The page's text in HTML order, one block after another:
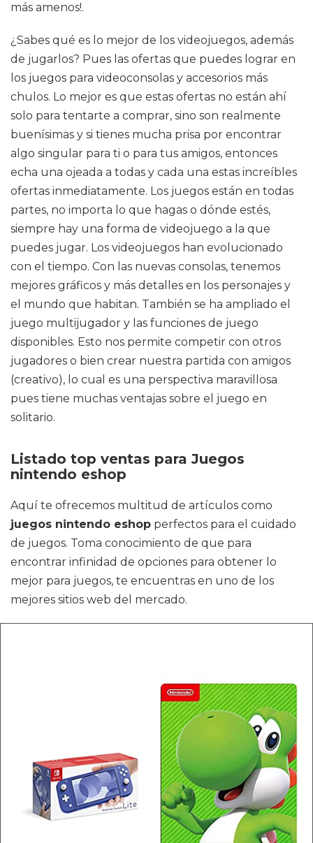
más amenos!.
¿Sabes qué es lo mejor de los videojuegos, además
de jugarlos? Pues las ofertas que puedes lograr en
los juegos para videoconsolas y accesorios más
chulos. Lo mejor es que estas ofertas no están ahí
solo para tentarte a comprar, sino son realmente
buenísimas y si tienes mucha prisa por encontrar
algo singular para ti o para tus amigos, entonces
echa una ojeada a todas y cada una estas increíbles
ofertas inmediatamente. Los juegos están en todas
partes, no importa lo que hagas o dónde estés,
siempre hay una forma de videojuego a la que
puedes jugar. Los videojuegos han evolucionado
con el tiempo. Con las nuevas consolas, tenemos
mejores gráficos y más detalles en los personajes y
el mundo que habitan. También se ha ampliado el
juego multijugador y las funciones de juego
disponibles. Esto nos permite competir con otros
jugadores o bien crear nuestra partida con amigos
(creativo), lo cual es una perspectiva maravillosa
pues tiene muchas ventajas sobre el juego en
solitario.
Listado top ventas para Juegos
nintendo eshop
Aquí te ofrecemos multitud de artículos como
juegos nintendo eshop perfectos para el cuidado
de juegos. Toma conocimiento de que para
encontrar infinidad de opciones para obtener lo
mejor para juegos, te encuentras en uno de los
mejores sitios web del mercado.